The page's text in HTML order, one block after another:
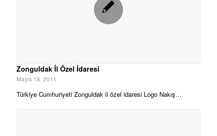
Zonguldak İl Özel İdaresi
Mayıs 18, 2011
Türkiye Cumhuriyeti Zonguldak il özel idaresi Logo Nakış…